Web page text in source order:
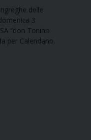
delle
3
“don Tonino
per Calendano.